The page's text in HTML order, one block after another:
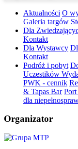
Aktualności O
Galeria targów
Dla
Kontakt
Dla Wystawcy
Kontakt
Podróż i pobyt
Uczestików
PWK - cennik
& Tapas Bar Port
dla
Organizator